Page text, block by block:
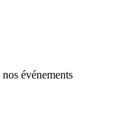
événements